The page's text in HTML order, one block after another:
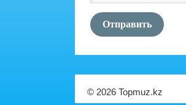
Отправить
© 2026 Topmuz.kz